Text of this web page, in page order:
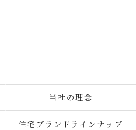
当社の理念
住宅ブランドラインナップ